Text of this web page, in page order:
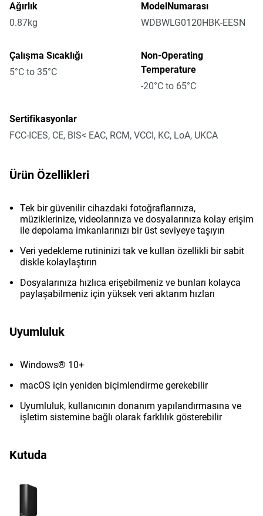
Ağırlık
0.87kg
ModelNumarası
WDBWLG0120HBK-EESN
Çalışma Sıcaklığı
5°C to 35°C
Non-Operating
Temperature
-20°C to 65°C
Sertifikasyonlar
FCC-ICES, CE, BIS< EAC, RCM, VCCI, KC, LoA, UKCA
Ürün Özellikleri
Tek bir güvenilir cihazdaki fotoğraflarınıza,
müziklerinize, videolarınıza ve dosyalarınıza kolay erişim
ile depolama imkanlarınızı bir üst seviyeye taşıyın
Veri yedekleme rutininizi tak ve kullan özellikli bir sabit
diskle kolaylaştırın
Dosyalarınıza hızlıca erişebilmeniz ve bunları kolayca
paylaşabilmeniz için yüksek veri aktarım hızları
Uyumluluk
Windows® 10+
macOS için yeniden biçimlendirme gerekebilir
Uyumluluk, kullanıcının donanım yapılandırmasına ve
işletim sistemine bağlı olarak farklılık gösterebilir
Kutuda